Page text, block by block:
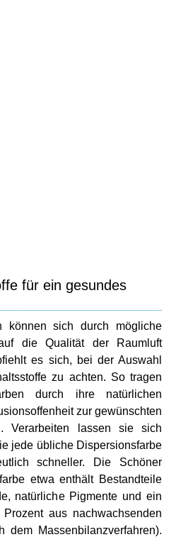
für ein gesundes
können sich durch mögliche
die Qualität der Raumluft
es sich, bei der Auswahl
zu achten. So tragen
durch ihre natürlichen
zur gewünschten
Verarbeiten lassen sie sich
jede übliche Dispersionsfarbe
schneller. Die Schöner
etwa enthält Bestandteile
natürliche Pigmente und ein
aus nachwachsenden
dem Massenbilanzverfahren).